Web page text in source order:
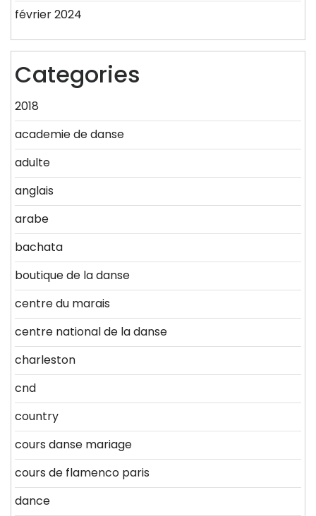
février 2024
Categories
2018
academie de danse
adulte
anglais
arabe
bachata
boutique de la danse
centre du marais
centre national de la danse
charleston
cnd
country
cours danse mariage
cours de flamenco paris
dance